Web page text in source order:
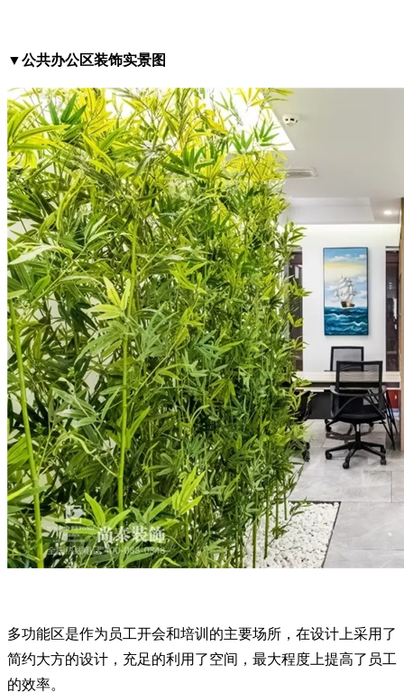
▼公共办公区装饰实景图
多功能区是作为员工开会和培训的主要场所，在设计上采用了
简约大方的设计，充足的利用了空间，最大程度上提高了员工
的效率。